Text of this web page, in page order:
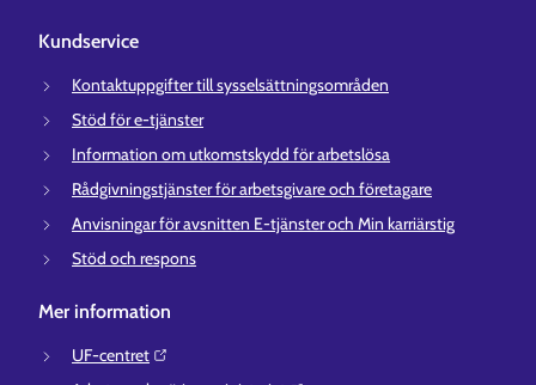
Kundservice
Kontaktuppgifter till sysselsättningsområden
Stöd för e-tjänster
Information om utkomstskydd för arbetslösa
Rådgivningstjänster för arbetsgivare och företagare
Anvisningar för avsnitten E-tjänster och Min karriärstig
Stöd och respons
Mer information
UF-centret⁠